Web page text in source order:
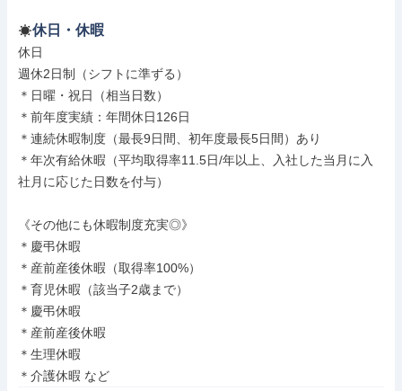
休日・休暇
休日
週休2日制（シフトに準ずる）
＊日曜・祝日（相当日数）
＊前年度実績：年間休日126日
＊連続休暇制度（最長9日間、初年度最長5日間）あり
＊年次有給休暇（平均取得率11.5日/年以上、入社した当月に入
社月に応じた日数を付与）
《その他にも休暇制度充実◎》
＊慶弔休暇
＊産前産後休暇（取得率100%）
＊育児休暇（該当子2歳まで）
＊慶弔休暇
＊産前産後休暇
＊生理休暇
＊介護休暇 など